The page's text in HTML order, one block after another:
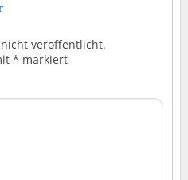
veröffentlicht.
* markiert